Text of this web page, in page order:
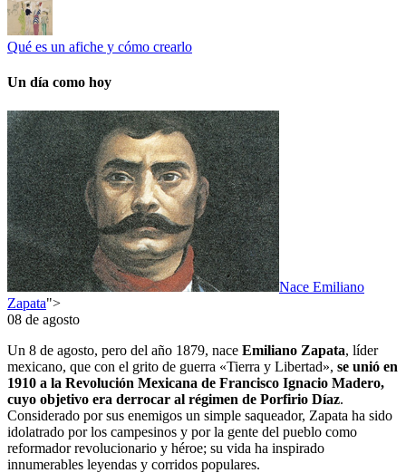
Qué es un afiche y cómo crearlo
Un día como hoy
Nace Emiliano
Zapata">
08 de agosto
Un 8 de agosto, pero del año 1879, nace Emiliano Zapata, líder
mexicano, que con el grito de guerra «Tierra y Libertad», se unió en
1910 a la Revolución Mexicana de Francisco Ignacio Madero,
cuyo objetivo era derrocar al régimen de Porfirio Díaz.
Considerado por sus enemigos un simple saqueador, Zapata ha sido
idolatrado por los campesinos y por la gente del pueblo como
reformador revolucionario y héroe; su vida ha inspirado
innumerables leyendas y corridos populares.